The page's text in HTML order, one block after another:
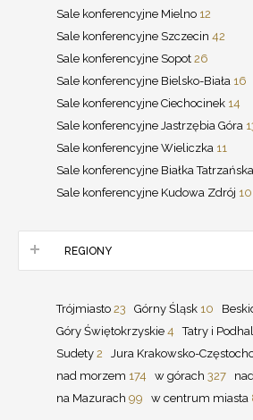
Sale konferencyjne Mielno 12
Sale konferencyjne Szczecin 42
Sale konferencyjne Sopot 26
Sale konferencyjne Bielsko-Biała 16
Sale konferencyjne Ciechocinek 14
Sale konferencyjne Jastrzębia Góra
Sale konferencyjne Wieliczka 11
Sale konferencyjne Białka Tatrzańska
Sale konferencyjne Kudowa Zdrój 10
REGIONY
Trójmiasto 23 Górny Śląsk 10
Góry Świętokrzyskie 4 Tatry i
Sudety 2 Jura Krakowsko-
nad morzem 174 w górach 327
na Mazurach 99 w centrum miasta